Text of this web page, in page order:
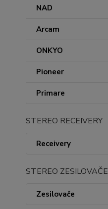
NAD
Arcam
ONKYO
Pioneer
Primare
STEREO RECEIVERY
Receivery
STEREO ZESILOVAČE
Zesilovače